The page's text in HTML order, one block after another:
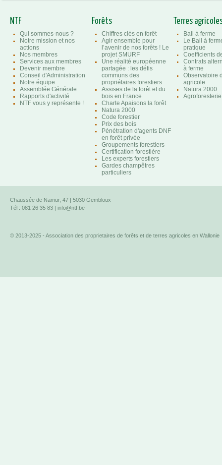
NTF
Qui sommes-nous ?
Notre mission et nos
actions
Nos membres
Services aux membres
Devenir membre
Conseil d'Administration
Notre équipe
Assemblée Générale
Rapports d'activité
NTF vous y représente !
Forêts
Chiffres clés en forêt
Agir ensemble pour
l’avenir de nos forêts ! Le
projet SMURF
Une réalité européenne
partagée : les défis
communs des
propriétaires forestiers
Assises de la forêt et du
bois en France
Charte Apaisons la forêt
Natura 2000
Code forestier
Prix des bois
Pénétration d'agents DNF
en forêt privée
Groupements forestiers
Certification forestière
Les experts forestiers
Gardes champêtres
particuliers
Terres
Bail à ferme
Le Bail à
pratique
Coefficients
Contrats
à ferme
Observatoire
agricole
Natura 2000
Chaussée de Namur, 47 | 5030 Gembloux
Tél : 081 26 35 83 | info@ntf.be
© 2013-2025 - Association des proprietaires de forêts et de terres agricoles en Wallonie